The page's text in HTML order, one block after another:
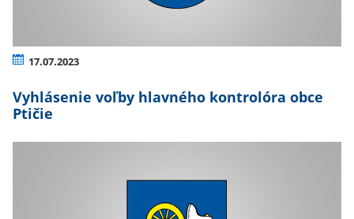
17.07.2023
Vyhlásenie voľby hlavného kontrolóra obce
Ptičie